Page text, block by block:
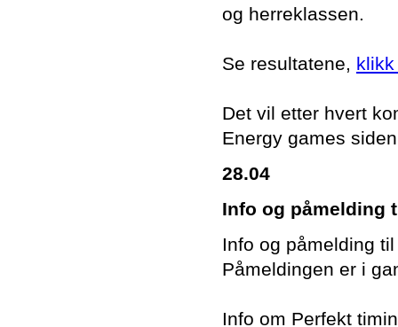
og herreklassen.
Se resultatene, klikk
Det vil etter hvert
Energy games
28.04
Info og påmelding
Info og påmelding
Påmeldingen er i
Info om Perfekt